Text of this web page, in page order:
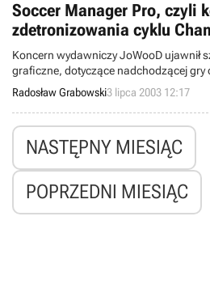
koniec Sierpnia. Jednak już teraz fani
demo, oraz trailer ukazujący nową
z czwarta odsłoną jazdy na desce.
Soccer Manager Pro, czyli
zdetronizowania cyklu
Koncern wydawniczy JoWooD ujawnił
graficzne, dotyczące nadchodzącej gry
Pro. Stanowi ona znacznie ulepszoną
managera futbolowego,
dziesięć miesięcy temu.
Radosław Grabowski3 lipca 2003 12:17
NASTĘPNY MIESIĄC
POPRZEDNI MIESIĄC